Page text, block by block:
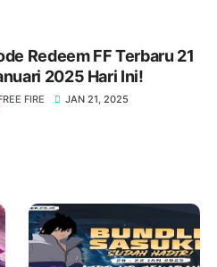
Redeem FF Terbaru 21
2025 Hari Ini!
FIRE JAN 21, 2025